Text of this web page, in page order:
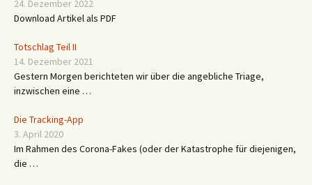
24. Dezember 2022
Download Artikel als PDF
Totschlag Teil II
14. Dezember 2021
Gestern Morgen berichteten wir über die angebliche Triage,
inzwischen eine …
Die Tracking-App
3. April 2020
Im Rahmen des Corona-Fakes (oder der Katastrophe für diejenigen,
die …